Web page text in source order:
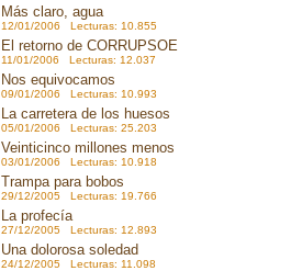
Más claro, agua
12/01/2006 Lecturas: 10.855
El retorno de CORRUPSOE
11/01/2006 Lecturas: 12.037
Nos equivocamos
09/01/2006 Lecturas: 10.993
La carretera de los huesos
05/01/2006 Lecturas: 25.203
Veinticinco millones menos
03/01/2006 Lecturas: 10.918
Trampa para bobos
29/12/2005 Lecturas: 19.766
La profecía
27/12/2005 Lecturas: 12.893
Una dolorosa soledad
24/12/2005 Lecturas: 11.098